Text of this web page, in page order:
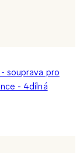
souprava pro
- 4dílná